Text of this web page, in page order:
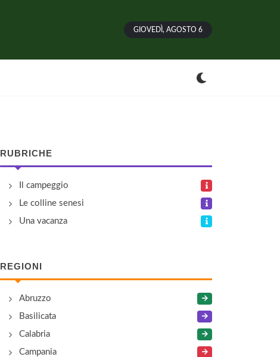
GIOVEDÌ, AGOSTO 6
RUBRICHE
Il campeggio
Le colline senesi
Una vacanza
REGIONI
Abruzzo
Basilicata
Calabria
Campania